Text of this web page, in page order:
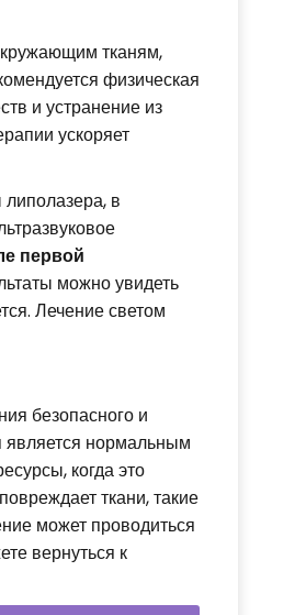
тканям,
физическая
и устранение из
ускоряет
в
первой
можно увидеть
Лечение светом
безопасного и
является нормальным
когда это
ткани, такие
может проводиться
вернуться к